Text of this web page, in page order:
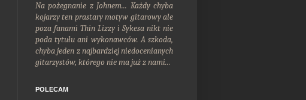
Na pożegnanie z Johnem... Każdy chyba
kojarzy ten prastary motyw gitarowy ale
poza fanami Thin Lizzy i Sykesa nikt nie
poda tytułu ani wykonawców. A szkoda,
chyba jeden z najbardziej niedocenianych
gitarzystów, którego nie ma już z nami...
POLECAM